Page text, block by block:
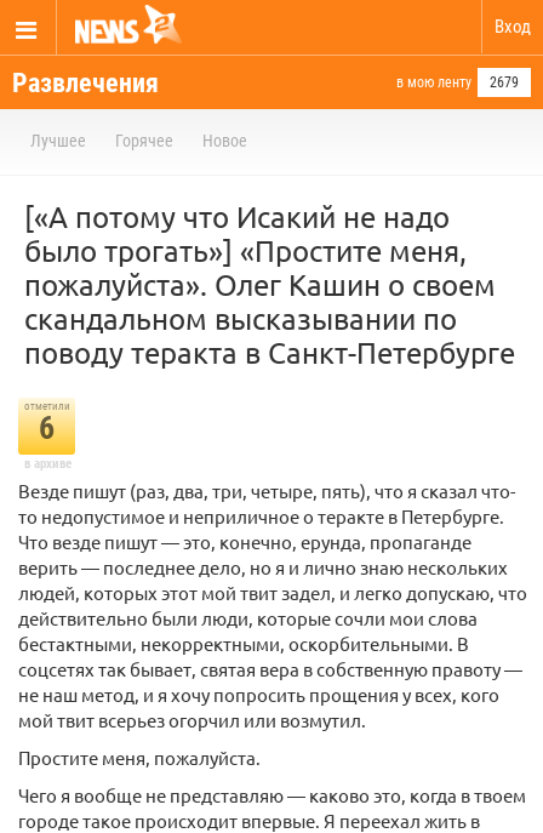
Вход
Развлечения в мою ленту 2679
Лучшее Горячее Новое
[«А потому что Исакий не надо
было трогать»] «Простите меня,
пожалуйста». Олег Кашин о своем
скандальном высказывании по
поводу теракта в Санкт-Петербурге
отметили
6
в архиве
Везде пишут (раз, два, три, четыре, пять), что я сказал что-
то недопустимое и неприличное о теракте в Петербурге.
Что везде пишут — это, конечно, ерунда, пропаганде
верить — последнее дело, но я и лично знаю нескольких
людей, которых этот мой твит задел, и легко допускаю, что
действительно были люди, которые сочли мои слова
бестактными, некорректными, оскорбительными. В
соцсетях так бывает, святая вера в собственную правоту —
не наш метод, и я хочу попросить прощения у всех, кого
мой твит всерьез огорчил или возмутил.
Простите меня, пожалуйста.
Чего я вообще не представляю — каково это, когда в твоем
городе такое происходит впервые. Я переехал жить в